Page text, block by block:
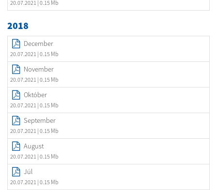
20.07.2021 | 0.15 Mb
2018
December
20.07.2021 | 0.15 Mb
November
20.07.2021 | 0.15 Mb
Október
20.07.2021 | 0.15 Mb
September
20.07.2021 | 0.15 Mb
August
20.07.2021 | 0.15 Mb
Júl
20.07.2021 | 0.15 Mb